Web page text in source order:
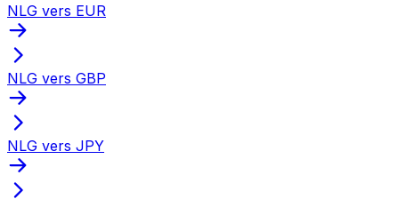
NLG vers EUR
NLG vers GBP
NLG vers JPY